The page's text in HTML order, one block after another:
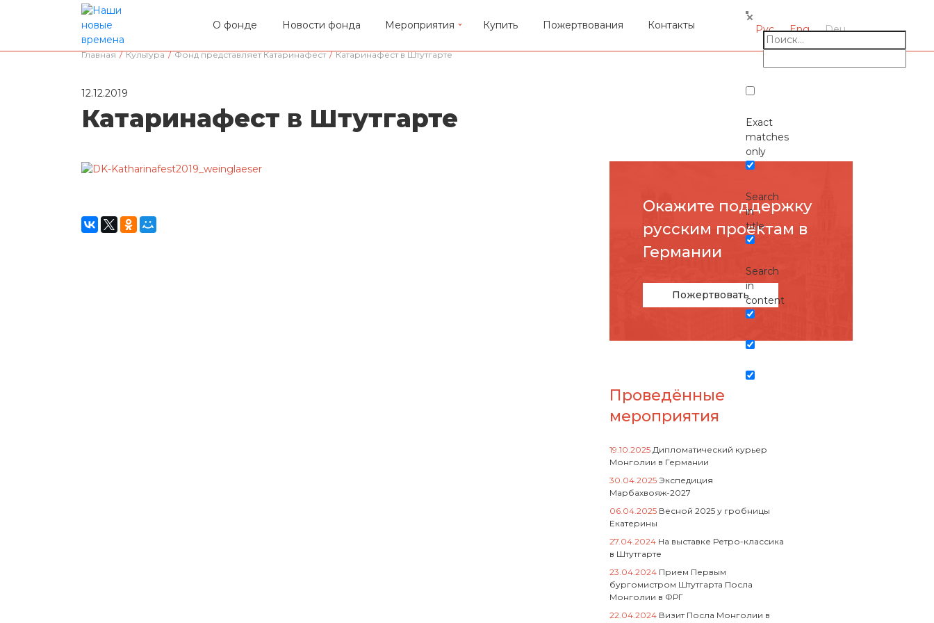
О фонде Новости фонда Мероприятия Купить Пожертвования Контакты
Exact
matches
only
Search
in
title
Search
in
content
Рус Eng Deu
Главная / Культура / Фонд представляет Катаринафест / Катаринафест в Штутгарте
12.12.2019
Катаринафест в Штутгарте
Окажите поддержку
русcким проектам в
Германии
Пожертвовать
Проведённые
мероприятия
19.10.2025 Дипломатический курьер
Монголии в Германии
30.04.2025 Экспедиция
Марбахвояж-2027
06.04.2025 Весной 2025 у гробницы
Екатерины
27.04.2024 На выставке Ретро-классика
в Штутгарте
23.04.2024 Прием Первым
бургомистром Штутгарта Посла
Монголии в ФРГ
22.04.2024 Визит Посла Монголии в